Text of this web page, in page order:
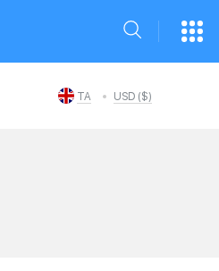
USD ($)
TA